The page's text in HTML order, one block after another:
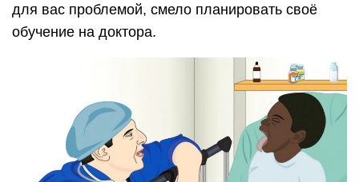
для вас проблемой, смело планировать своё
обучение на доктора.